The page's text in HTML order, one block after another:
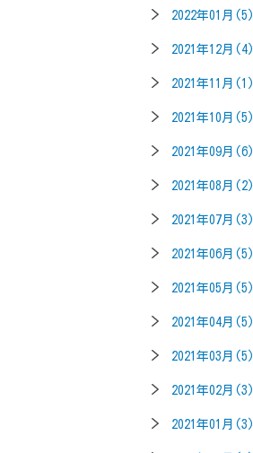
2022年01月(5)
2021年12月(4)
2021年11月(1)
2021年10月(5)
2021年09月(6)
2021年08月(2)
2021年07月(3)
2021年06月(5)
2021年05月(5)
2021年04月(5)
2021年03月(5)
2021年02月(3)
2021年01月(3)